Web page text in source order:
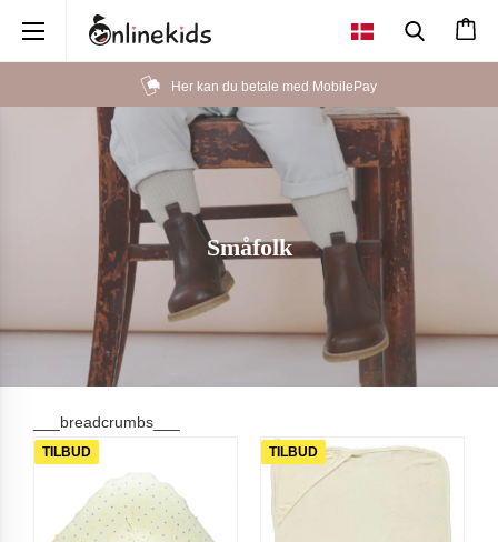
Her kan du betale med MobilePay
Småfolk
___breadcrumbs___
TILBUD TILBUD